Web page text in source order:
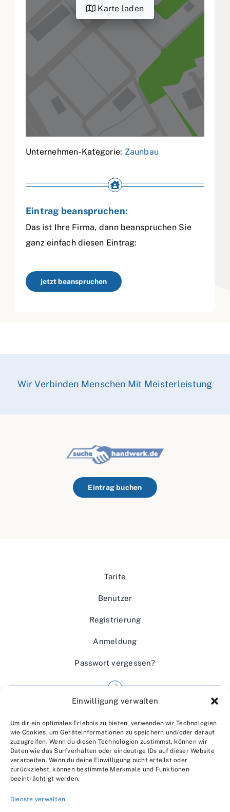
Einwilligung verwalten
Um dir ein optimales Erlebnis zu bieten, verwenden wir Technologien
wie Cookies, um Geräteinformationen zu speichern und/oder darauf
zuzugreifen. Wenn du diesen Technologien zustimmst, können wir
Daten wie das Surfverhalten oder eindeutige IDs auf dieser Website
verarbeiten. Wenn du deine Einwilligung nicht erteilst oder
zurückziehst, können bestimmte Merkmale und Funktionen
beeinträchtigt werden.
Dienste verwalten
Karte laden
Unternehmen-Kategorie: Zaunbau
Eintrag beanspruchen:
Das ist Ihre Firma, dann beanspruchen Sie
ganz einfach diesen Eintrag:
jetzt beanspruchen
Wir Verbinden Menschen Mit Meisterleistung
Eintrag buchen
Tarife
Benutzer
Registrierung
Anmeldung
Passwort vergessen?
Wir über uns
Kontakt
Datenschutzerklärung